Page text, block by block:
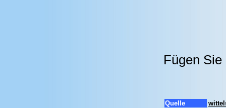
Fügen
Quelle